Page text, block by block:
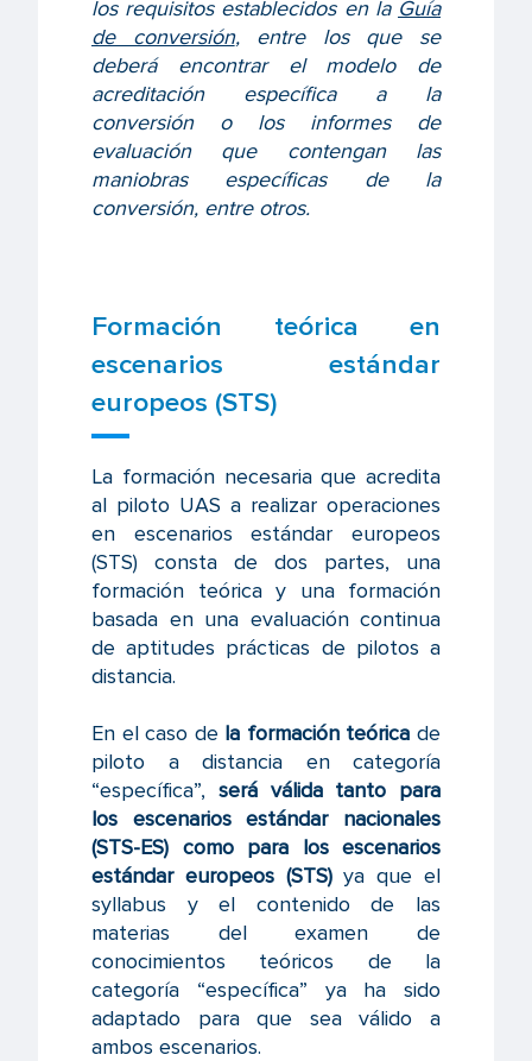
los requisitos establecidos en la Guía
de conversión, entre los que se
deberá encontrar el modelo de
acreditación específica a la
conversión o los informes de
evaluación que contengan las
maniobras específicas de la
conversión, entre otros.
Formación teórica en
escenarios estándar
europeos (STS)
La formación necesaria que acredita
al piloto UAS a realizar operaciones
en escenarios estándar europeos
(STS) consta de dos partes, una
formación teórica y una formación
basada en una evaluación continua
de aptitudes prácticas de pilotos a
distancia.
En el caso de la formación teórica de
piloto a distancia en categoría
“específica”, será válida tanto para
los escenarios estándar nacionales
(STS-ES) como para los escenarios
estándar europeos (STS)ya que el
syllabus y el contenido de las
materias del examen de
conocimientos teóricos de la
categoría “específica” ya ha sido
adaptado para que sea válido a
ambos escenarios.